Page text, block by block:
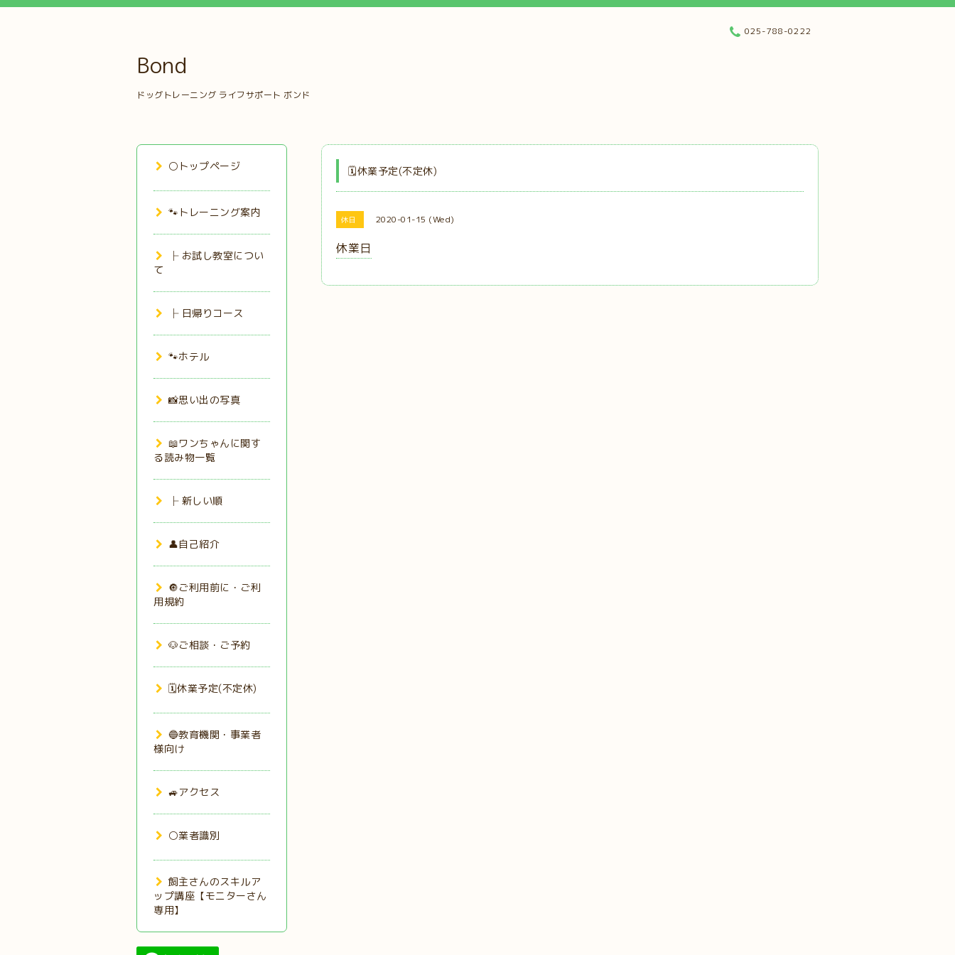
Bond
ドッグトレーニング ライフサポート ボンド
025-788-0222
🗓️休業予定(不定休)
休日 2020-01-15 (Wed)
休業日
⚪トップページ
🐾トレーニング案内
├ お試し教室につい
て
├ 日帰りコース
🐾ホテル
📸思い出の写真
📖ワンちゃんに関す
る読み物一覧
├ 新しい順
👤自己紹介
🔘ご利用前に・ご利
用規約
🐶ご相談・ご予約
🗓️休業予定(不定休)
🔵教育機関・事業者
様向け
🚙アクセス
⚪業者識別
飼主さんのスキルア
ップ講座【モニターさん
専用】